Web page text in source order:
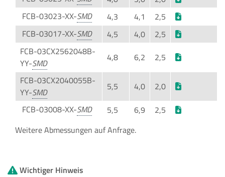
FCB-03023-XX-
4,3 4,1
2,5
FCB-03017-XX-
4,5 4,0
2,5
FCB-03CX2562048B-
YY-
4,8 6,2
2,5
FCB-03CX2040055B-
YY-
5,5 4,0
2,0
FCB-03008-XX-
5,5 6,9
2,5
Weitere Abmessungen auf Anfrage.
Wichtiger Hinweis